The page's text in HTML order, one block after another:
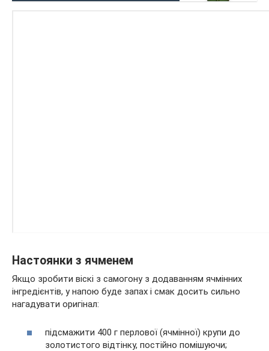
Настоянки з ячменем
Якщо зробити віскі з самогону з додаванням ячмінних
інгредієнтів, у напою буде запах і смак досить сильно
нагадувати оригінал:
підсмажити 400 г перлової (ячмінної) крупи до
золотистого відтінку, постійно помішуючи;